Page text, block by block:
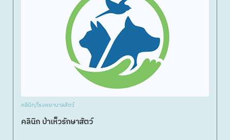
คลินิก/โรงพยาบาลสัตว์
คลินิก ป่าเห็วรักษาสัตว์